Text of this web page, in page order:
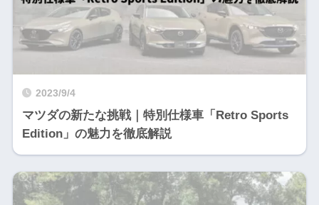
2023/9/4
マツダの新たな挑戦｜特別仕様車「Retro Sports
Edition」の魅力を徹底解説